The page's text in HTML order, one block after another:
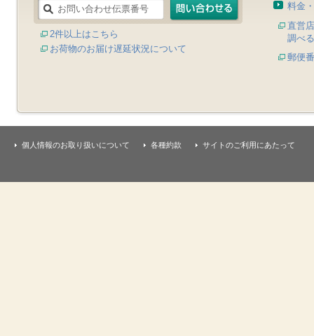
2件以上はこちら
お荷物のお届け遅延状況について
料金
直営
調べる
郵便
個人情報のお取り扱いについて 各種約款 サイトのご利用にあたって